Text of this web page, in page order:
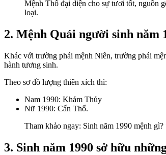
Mệnh Thổ đại diện cho sự tươi tốt, nguồn
loại.
2. Mệnh Quái người sinh năm
Khác với trường phái mệnh Niên, trường phái
hành tương sinh.
Theo sơ đồ lượng thiên xích thì:
Nam 1990: Khảm Thủy
Nữ 1990: Cấn Thổ.
Tham khảo ngay: Sinh năm 1990 mệnh
3. Sinh năm 1990 sở hữu